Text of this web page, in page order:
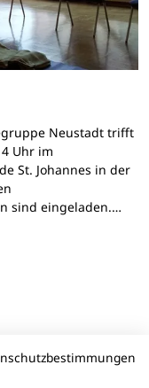
Neustadt trifft
Uhr im
St. Johannes in der
sind eingeladen.…